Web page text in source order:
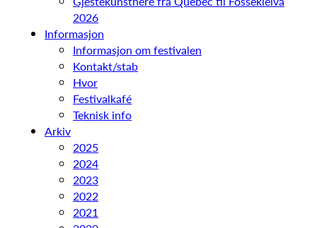
2026
Informasjon
Informasjon om festivalen
Kontakt/stab
Hvor
Festivalkafé
Teknisk info
Arkiv
2025
2024
2023
2022
2021